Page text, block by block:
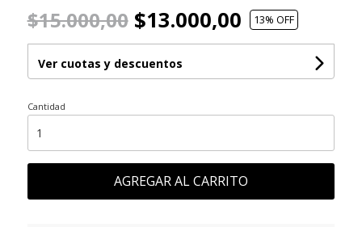
$15.000,00$13.000,00 13% OFF
Ver cuotas y descuentos
Cantidad
AGREGAR AL CARRITO